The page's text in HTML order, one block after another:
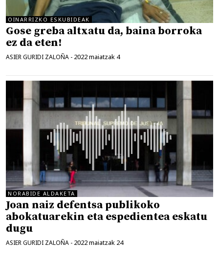
OINARRIZKO ESKUBIDEAK
Gose greba altxatu da, baina borroka
ez da eten!
ASIER GURIDI ZALOÑA - 2022 maiatzak 4
NORABIDE ALDAKETA
Joan naiz defentsa publikoko
abokatuarekin eta espedientea eskatu
dugu
ASIER GURIDI ZALOÑA - 2022 maiatzak 24